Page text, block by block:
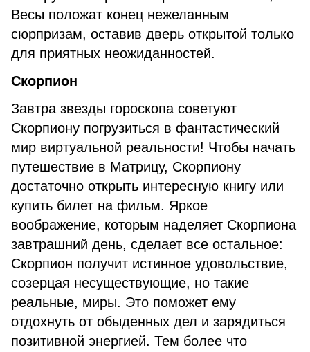
Весы положат конец нежеланным
сюрпризам, оставив дверь открытой только
для приятных неожиданностей.
Скорпион
Завтра звезды гороскопа советуют
Скорпиону погрузиться в фантастический
мир виртуальной реальности! Чтобы начать
путешествие в Матрицу, Скорпиону
достаточно открыть интересную книгу или
купить билет на фильм. Яркое
воображение, которым наделяет Скорпиона
завтрашний день, сделает все остальное:
Скорпион получит истинное удовольствие,
созерцая несуществующие, но такие
реальные, миры. Это поможет ему
отдохнуть от обыденных дел и зарядиться
позитивной энергией. Тем более что